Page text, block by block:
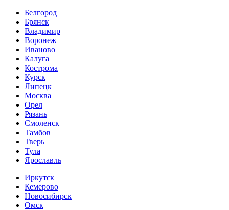
Белгород
Брянск
Владимир
Воронеж
Иваново
Калуга
Кострома
Курск
Липецк
Москва
Орел
Рязань
Смоленск
Тамбов
Тверь
Тула
Ярославль
Иркутск
Кемерово
Новосибирск
Омск